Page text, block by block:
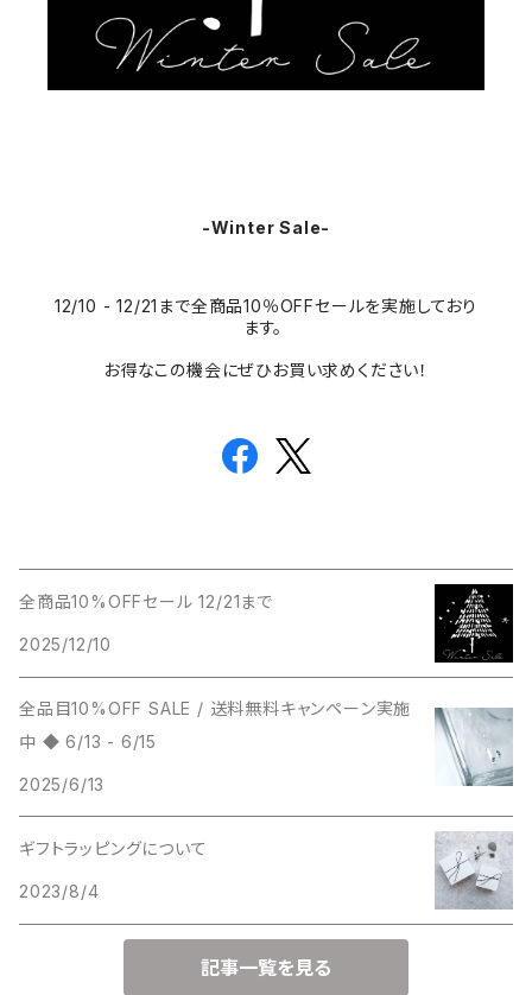
-Winter Sale-
12/10 - 12/21まで全商品10％OFFセールを実施しており
ます。
お得なこの機会にぜひお買い求めください！
全商品10%OFFセール 12/21まで
2025/12/10
全品目10%OFF SALE / 送料無料キャンペーン実施
中 ◆ 6/13 - 6/15
2025/6/13
ギフトラッピングについて
2023/8/4
記事一覧を見る